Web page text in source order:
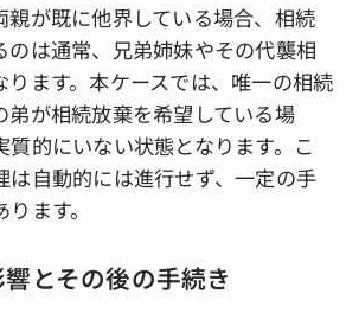
が既に他界している場合、相続
のは通常、兄弟姉妹やその代襲相
ます。本ケースでは、唯一の相続
弟が相続放棄を希望している場
質的にいない状態となります。こ
は自動的には進行せず、一定の手
ます。
とその後の手続き